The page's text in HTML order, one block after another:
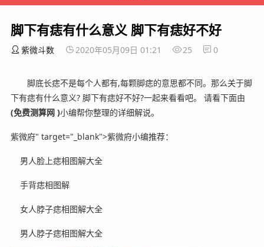
脚下有痣有什么意义 脚下有痣好不好
紫微斗数 2020年05月09日 01:21 25 0
脚底长痣不是每个人都有,每颗脚痣的意思都不同。那么关于脚
下有痣有什么意义? 脚下有痣好不好?一起来看看吧。
请看下面由
(免费测算网 )小编帮你整理的详细解说。
紫微府" target="_blank">紫微府小编推荐：
男人脸上痣相图解大全
手背痣相图解
女人脖子痣相图解大全
男人脖子痣相图解大全